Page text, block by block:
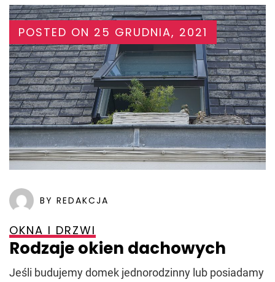
POSTED ON 25 GRUDNIA, 2021
BY REDAKCJA
OKNA I DRZWI
Rodzaje okien dachowych
Jeśli budujemy domek jednorodzinny lub posiadamy